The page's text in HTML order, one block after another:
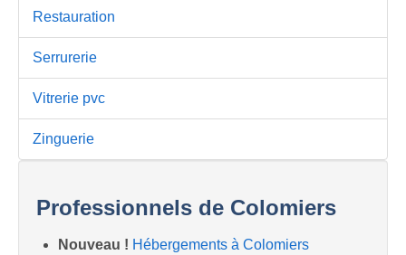
Restauration
Serrurerie
Vitrerie pvc
Zinguerie
Professionnels de Colomiers
Nouveau ! Hébergements à Colomiers